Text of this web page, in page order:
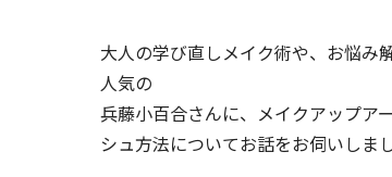
大人の学び直しメイク術や、お悩み
人気の
兵藤小百合さんに、メイクアップア
シュ方法についてお話をお伺いしまし